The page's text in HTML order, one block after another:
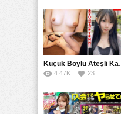
Küçük Boylu
4.47K 23